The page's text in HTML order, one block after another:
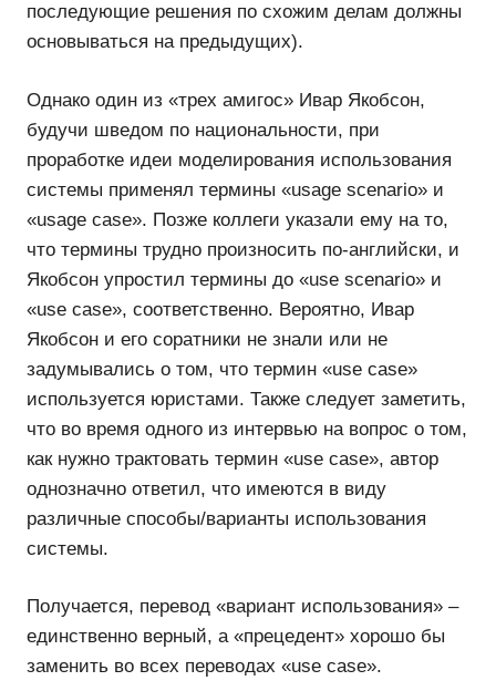
последующие решения по схожим делам должны
основываться на предыдущих).
Однако один из «трех амигос» Ивар Якобсон,
будучи шведом по национальности, при
проработке идеи моделирования использования
системы применял термины «usage scenario» и
«usage case». Позже коллеги указали ему на то,
что термины трудно произносить по-английски, и
Якобсон упростил термины до «use scenario» и
«use case», соответственно. Вероятно, Ивар
Якобсон и его соратники не знали или не
задумывались о том, что термин «use case»
используется юристами. Также следует заметить,
что во время одного из интервью на вопрос о том,
как нужно трактовать термин «use case», автор
однозначно ответил, что имеются в виду
различные способы/варианты использования
системы.
Получается, перевод «вариант использования» –
единственно верный, а «прецедент» хорошо бы
заменить во всех переводах «use case».